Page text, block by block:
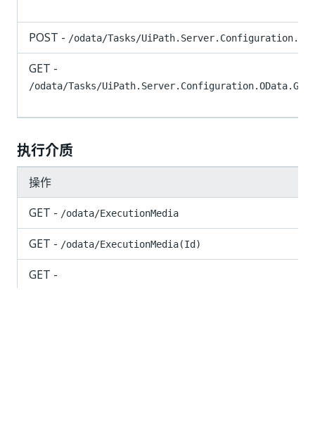
POST - /odata/Tasks/
GET -
/odata/Tasks/
执行介质
操作
GET - /odata/ExecutionMedia
GET - /odata/ExecutionMedia(Id)
GET -